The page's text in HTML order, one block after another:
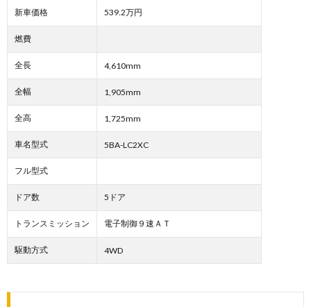
新車価格 539.2万円
燃費
全長 4,610mm
全幅 1,905mm
全高 1,725mm
車名型式 5BA-LC2XC
フル型式
ドア数 5ドア
トランスミッション 電子制御９速ＡＴ
駆動方式 4WD